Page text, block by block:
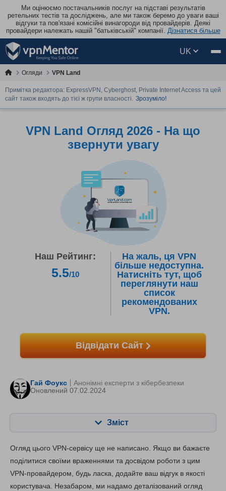
Ми оцінюємо постачальників послуг на підставі результатів
ретельних тестів та досліджень, але ми також беремо до уваги ваші
відгуки та пов'язані комісійні винагороди від провайдерів. Деякі
провайдери належать нашій "батьківській" компанії. Дізнатися більше
UK
Огляди VPN Land
Примітка редактора: ExpressVPN, Cyberghost, Private Internet Access та цей
сайт також входять до тієї ж групи власності. Зрозуміло!
VPN Land Огляд 2026 - На що
звернути увагу
Наш Рейтинг:
5.5/10
На жаль, ця VPN
більше недоступна.
Натисніть тут, щоб
переглянути наш
список
рекомендованих
VPN.
Відвідати Сайт
Гай Фоукс
Оновлений 07.02.2024
Анонімні експерти з кібербезпеки
Зміст
Ключові характеристики 6.8
Встановлення та додатки 7.4
Огляд цього VPN-сервісу ще не написано. Якщо ви бажаєте
поділитися своїми враженнями та досвідом роботи з цим
VPN-провайдером, будь ласка, додайте ваш відгук в якості
користувача. Незабаром, ми надамо деталізований огляд